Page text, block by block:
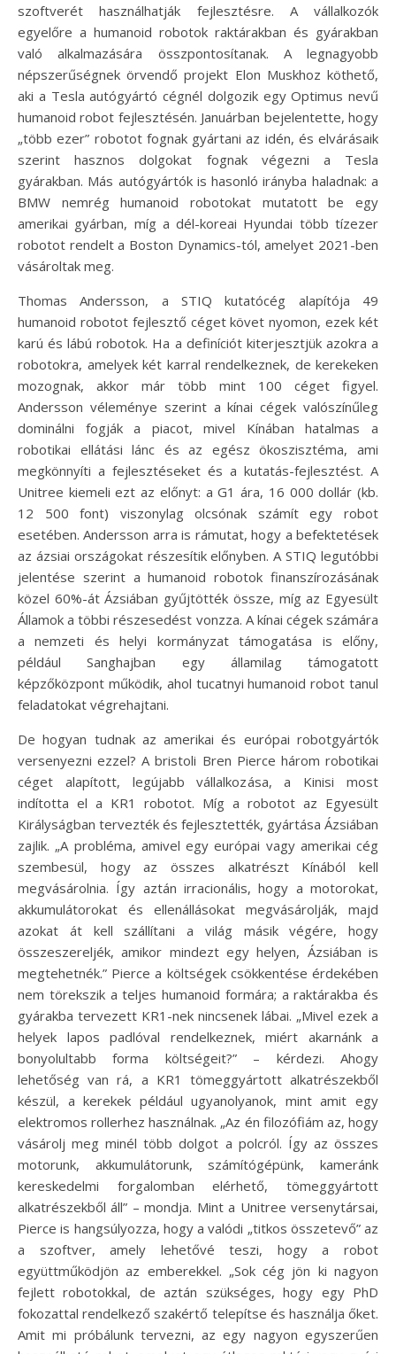
szoftverét használhatják fejlesztésre. A vállalkozók
egyelőre a humanoid robotok raktárakban és gyárakban
való alkalmazására összpontosítanak. A legnagyobb
népszerűségnek örvendő projekt Elon Muskhoz köthető,
aki a Tesla autógyártó cégnél dolgozik egy Optimus nevű
humanoid robot fejlesztésén. Januárban bejelentette, hogy
„több ezer” robotot fognak gyártani az idén, és elvárásaik
szerint hasznos dolgokat fognak végezni a Tesla
gyárakban. Más autógyártók is hasonló irányba haladnak: a
BMW nemrég humanoid robotokat mutatott be egy
amerikai gyárban, míg a dél-koreai Hyundai több tízezer
robotot rendelt a Boston Dynamics-tól, amelyet 2021-ben
vásároltak meg.
Thomas Andersson, a STIQ kutatócég alapítója 49
humanoid robotot fejlesztő céget követ nyomon, ezek két
karú és lábú robotok. Ha a definíciót kiterjesztjük azokra a
robotokra, amelyek két karral rendelkeznek, de kerekeken
mozognak, akkor már több mint 100 céget figyel.
Andersson véleménye szerint a kínai cégek valószínűleg
dominálni fogják a piacot, mivel Kínában hatalmas a
robotikai ellátási lánc és az egész ökoszisztéma, ami
megkönnyíti a fejlesztéseket és a kutatás-fejlesztést. A
Unitree kiemeli ezt az előnyt: a G1 ára, 16 000 dollár (kb.
12 500 font) viszonylag olcsónak számít egy robot
esetében. Andersson arra is rámutat, hogy a befektetések
az ázsiai országokat részesítik előnyben. A STIQ legutóbbi
jelentése szerint a humanoid robotok finanszírozásának
közel 60%-át Ázsiában gyűjtötték össze, míg az Egyesült
Államok a többi részesedést vonzza. A kínai cégek számára
a nemzeti és helyi kormányzat támogatása is előny,
például Sanghajban egy államilag támogatott
képzőközpont működik, ahol tucatnyi humanoid robot tanul
feladatokat végrehajtani.
De hogyan tudnak az amerikai és európai robotgyártók
versenyezni ezzel? A bristoli Bren Pierce három robotikai
céget alapított, legújabb vállalkozása, a Kinisi most
indította el a KR1 robotot. Míg a robotot az Egyesült
Királyságban tervezték és fejlesztették, gyártása Ázsiában
zajlik. „A probléma, amivel egy európai vagy amerikai cég
szembesül, hogy az összes alkatrészt Kínából kell
megvásárolnia. Így aztán irracionális, hogy a motorokat,
akkumulátorokat és ellenállásokat megvásárolják, majd
azokat át kell szállítani a világ másik végére, hogy
összeszereljék, amikor mindezt egy helyen, Ázsiában is
megtehetnék.” Pierce a költségek csökkentése érdekében
nem törekszik a teljes humanoid formára; a raktárakba és
gyárakba tervezett KR1-nek nincsenek lábai. „Mivel ezek a
helyek lapos padlóval rendelkeznek, miért akarnánk a
bonyolultabb forma költségeit?” – kérdezi. Ahogy
lehetőség van rá, a KR1 tömeggyártott alkatrészekből
készül, a kerekek például ugyanolyanok, mint amit egy
elektromos rollerhez használnak. „Az én filozófiám az, hogy
vásárolj meg minél több dolgot a polcról. Így az összes
motorunk, akkumulátorunk, számítógépünk, kameránk
kereskedelmi forgalomban elérhető, tömeggyártott
alkatrészekből áll” – mondja. Mint a Unitree versenytársai,
Pierce is hangsúlyozza, hogy a valódi „titkos összetevő” az
a szoftver, amely lehetővé teszi, hogy a robot
együttműködjön az emberekkel. „Sok cég jön ki nagyon
fejlett robotokkal, de aztán szükséges, hogy egy PhD
fokozattal rendelkező szakértő telepítse és használja őket.
Amit mi próbálunk tervezni, az egy nagyon egyszerűen